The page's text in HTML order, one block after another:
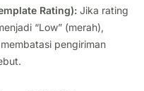
Rating): Jika rating
“Low” (merah),
pengiriman